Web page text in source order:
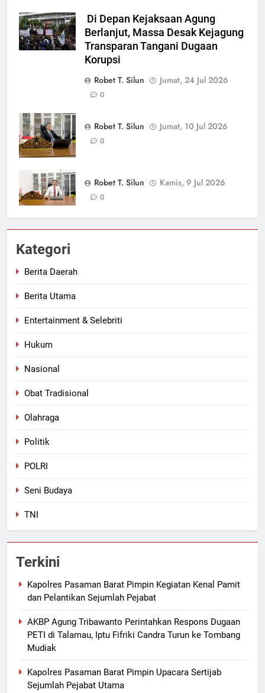
Di Depan Kejaksaan Agung
Berlanjut, Massa Desak Kejagung
Transparan Tangani Dugaan
Korupsi
Robet T. Silun
Jumat, 24 Jul 2026
0
Robet T. Silun Jumat, 10 Jul 2026
0
Robet T. Silun Kamis, 9 Jul 2026
0
Kategori
Berita Daerah
Berita Utama
Entertainment & Selebriti
Hukum
Nasional
Obat Tradisional
Olahraga
Politik
POLRI
Seni Budaya
TNI
Terkini
Kapolres Pasaman Barat Pimpin Kegiatan Kenal Pamit
dan Pelantikan Sejumlah Pejabat
AKBP Agung Tribawanto Perintahkan Respons Dugaan
PETI di Talamau, Iptu Fifriki Candra Turun ke Tombang
Mudiak
Kapolres Pasaman Barat Pimpin Upacara Sertijab
Sejumlah Pejabat Utama